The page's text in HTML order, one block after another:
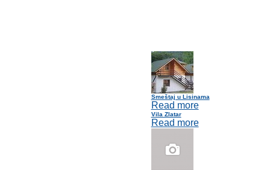
Smeštaj u Lisinama
Read more
Vila Zlatar
Read more